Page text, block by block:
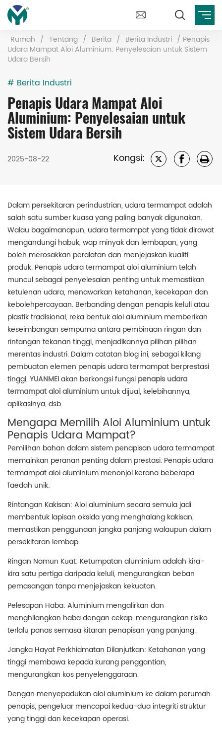
Rumah / Tentang / Berita / Berita Industri / Penapis
Udara Mampat Aloi Aluminium: Penyelesaian untuk Sistem
Udara Bersih
# Berita Industri
Penapis Udara Mampat Aloi
Aluminium: Penyelesaian untuk
Sistem Udara Bersih
2025-08-22 Kongsi:
Dalam persekitaran perindustrian, udara termampat adalah
salah satu sumber kuasa yang paling banyak digunakan.
Walau bagaimanapun, udara termampat yang tidak dirawat
mengandungi habuk, wap minyak dan lembapan, yang
boleh merosakkan peralatan dan menjejaskan kualiti
produk. Penapis udara termampat aloi aluminium telah
muncul sebagai penyelesaian penting untuk memastikan
ketulenan udara, menawarkan ketahanan, kecekapan dan
kebolehpercayaan. Berbanding dengan penapis keluli atau
plastik tradisional, reka bentuk aloi aluminium memberikan
keseimbangan sempurna antara pembinaan ringan dan
rintangan tekanan tinggi, menjadikannya pilihan pilihan
merentas industri. Dalam catatan blog ini, sebagai kilang
pembuatan elemen penapis udara termampat berprestasi
tinggi, YUANMEIakan berkongsi fungsi penapis udara
termampat aloi aluminium untuk dijual, kelebihannya,
aplikasinya, dsb.
Mengapa Memilih Aloi Aluminium untuk
Penapis Udara Mampat?
Pemilihan bahan dalam sistem penapisan udara termampat
memainkan peranan penting dalam prestasi. Penapis udara
termampat aloi aluminium menonjol kerana beberapa
faedah unik:
Rintangan Kakisan: Aloi aluminium secara semula jadi
membentuk lapisan oksida yang menghalang kakisan,
memastikan penggunaan jangka panjang walaupun dalam
persekitaran lembap.
Ringan Namun Kuat: Ketumpatan aluminium adalah kira-
kira satu pertiga daripada keluli, mengurangkan beban
pemasangan tanpa menjejaskan kekuatan.
Pelesapan Haba: Aluminium mengalirkan dan
menghilangkan haba dengan cekap, mengurangkan risiko
terlalu panas semasa kitaran penapisan yang panjang.
Jangka Hayat Perkhidmatan Dilanjutkan: Ketahanan yang
tinggi membawa kepada kurang penggantian,
mengurangkan kos penyelenggaraan.
Dengan menyepadukan aloi aluminium ke dalam perumah
penapis, pengeluar mencapai kedua-dua integriti struktur
yang tinggi dan kecekapan operasi.